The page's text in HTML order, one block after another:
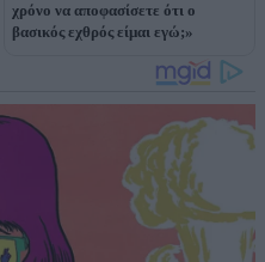
χρόνο να αποφασίσετε ότι ο
βασικός εχθρός είμαι εγώ;»